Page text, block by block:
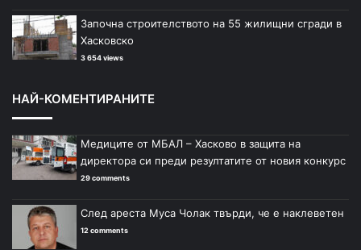
Започна строителството на 55 жилищни сгради в
Хасковско
3 654 views
НАЙ-КОМЕНТИРАНИТЕ
Медиците от МБАЛ – Хасково в защита на
директора си преди резултатите от новия конкурс
29 comments
След ареста Муса Чолак твърди, че е наклеветен
12 comments